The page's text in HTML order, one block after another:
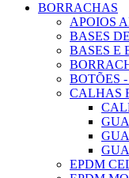
BORRACHAS
APOIOS
BASES
BASES E
BOTÕES
CALHAS
EPDM